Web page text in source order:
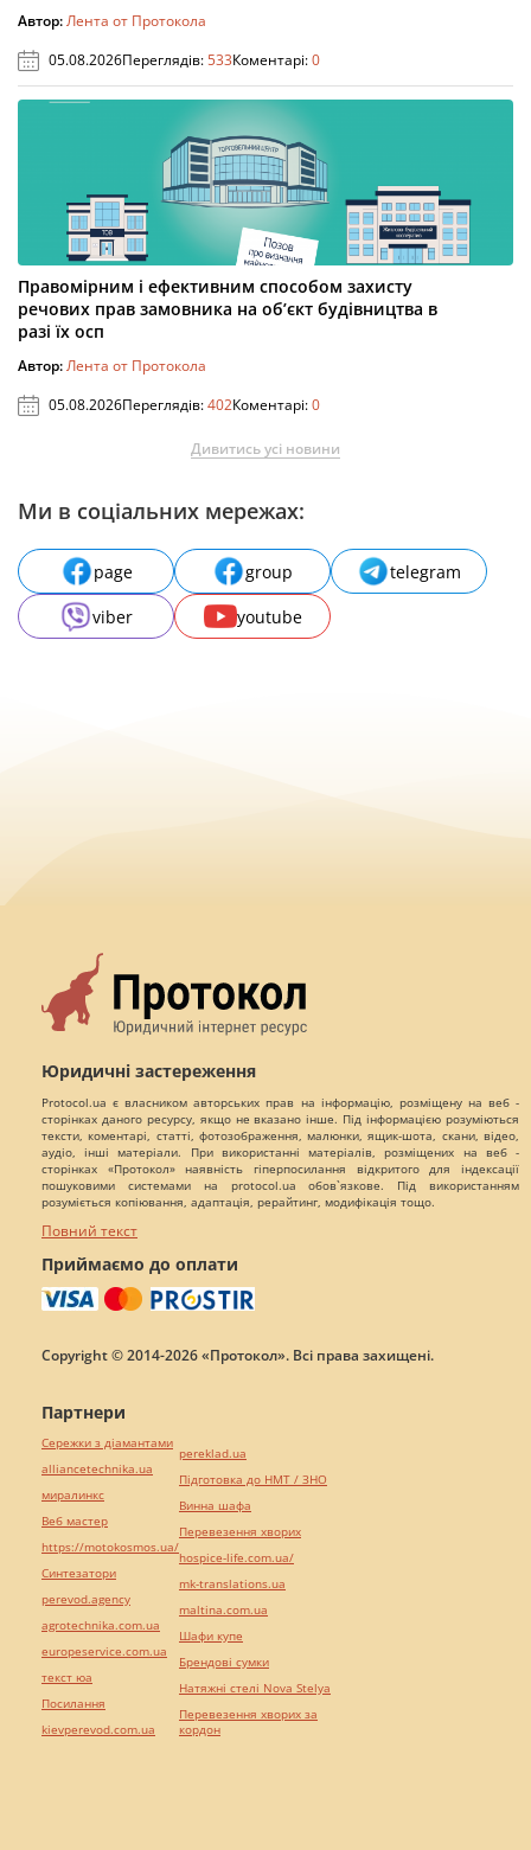
Автор:Лента от Протокола
05.08.2026Переглядів:533Коментарі:0
Правомірним і ефективним способом захисту
речових прав замовника на об’єкт будівництва в
разі їх осп
Автор:Лента от Протокола
05.08.2026Переглядів:402Коментарі:0
Дивитись усі новини
Ми в соціальних мережах:
page group
telegram
viber
youtube
Юридичні застереження
Protocol.ua є власником авторських прав на інформацію, розміщену на веб -
сторінках даного ресурсу, якщо не вказано інше. Під інформацією розуміються
тексти, коментарі, статті, фотозображення, малюнки, ящик-шота, скани, відео,
аудіо, інші матеріали. При використанні матеріалів, розміщених на веб -
сторінках «Протокол» наявність гіперпосилання відкритого для індексації
пошуковими системами на protocol.ua обов`язкове. Під використанням
розуміється копіювання, адаптація, рерайтинг, модифікація тощо.
Повний текст
Приймаємо до оплати
Copyright © 2014-2026 «Протокол». Всі права захищені.
Партнери
Сережки з діамантами
alliancetechnika.ua
миралинкс
Веб мастер
https://motokosmos.ua/
Синтезатори
perevod.agency
agrotechnika.com.ua
europeservice.com.ua
текст юа
Посилання
kievperevod.com.ua
pereklad.ua
Підготовка до НМТ / ЗНО
Винна шафа
Перевезення хворих
hospice-life.com.ua/
mk-translations.ua
maltina.com.ua
Шафи купе
Брендові сумки
Натяжні стелі Nova Stelya
Перевезення хворих за
кордон